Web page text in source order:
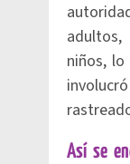
niños,
Así se